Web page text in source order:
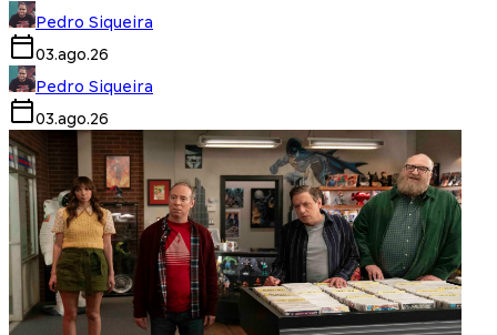
Pedro Siqueira
03.ago.26
Pedro Siqueira
03.ago.26